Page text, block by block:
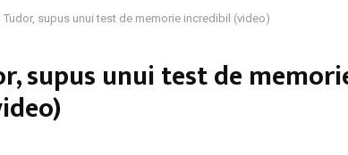
Tudor, supus unui test de memorie incredibil (video)
supus unui test de